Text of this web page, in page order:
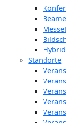
Standorte